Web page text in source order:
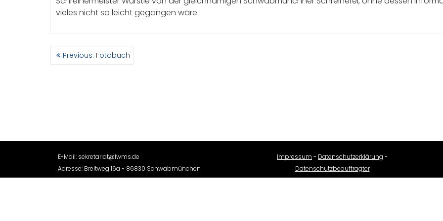
vieles nicht so leicht gegangen wäre.
BEITRAGSNAVIGATION
Previous: Previous
post:
Fotobuch
E-Mail: sekretariat@lwms.de
Adresse: Breitweg 16a - 86830 Schwabmünchen
Tel.: 08232 96420
Impressum - Datenschutzerklärung -
Datenschutzbeauftragter